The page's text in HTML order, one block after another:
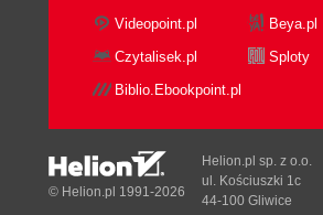
Videopoint.pl
Beya.pl
Czytalisek.pl
Sploty
Biblio.Ebookpoint.pl
© Helion.pl 1991-2026
Helion.pl sp. z o.o.
ul. Kościuszki 1c
44-100 Gliwice